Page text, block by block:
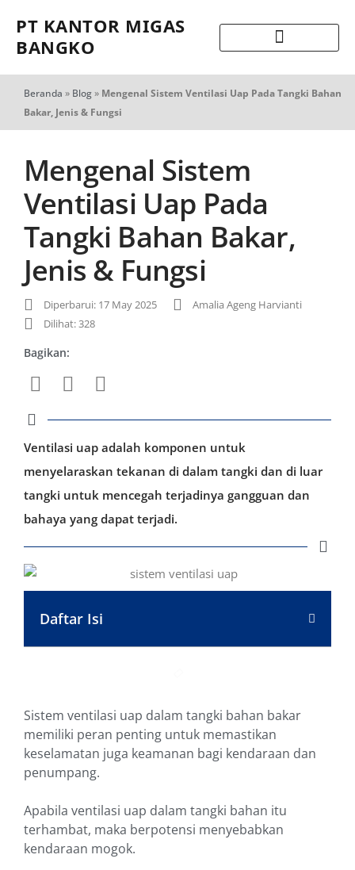
PT KANTOR MIGAS
BANGKO
Beranda » Blog» Mengenal Sistem Ventilasi Uap Pada Tangki Bahan
Bakar, Jenis & Fungsi
Mengenal Sistem
Ventilasi Uap Pada
Tangki Bahan Bakar,
Jenis & Fungsi
Diperbarui: 17 May 2025
Amalia Ageng Harvianti
Dilihat: 328
Bagikan:
Ventilasi uap adalah komponen untuk
menyelaraskan tekanan di dalam tangki dan di luar
tangki untuk mencegah terjadinya gangguan dan
bahaya yang dapat terjadi.
Daftar Isi
Sistem ventilasi uap dalam tangki bahan bakar
memiliki peran penting untuk memastikan
keselamatan juga keamanan bagi kendaraan dan
penumpang.
Apabila ventilasi uap dalam tangki bahan itu
terhambat, maka berpotensi menyebabkan
kendaraan mogok.